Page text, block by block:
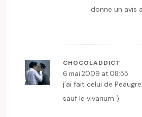
donne un avis
CHOCOLADDICT
6 mai 2009 at 08:55
j’ai fait celui de
sauf le vivarium )